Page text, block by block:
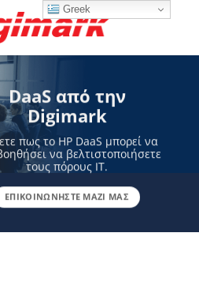
DaaS από την
Digimark
πως το HP DaaS μπορεί να
να βελτιστοποιήσετε
τους πόρους ΙΤ.
ΕΠΙΚΟΙΝΩΝΗΣΤΕ ΜΑΖΙ ΜΑΣ
Greek